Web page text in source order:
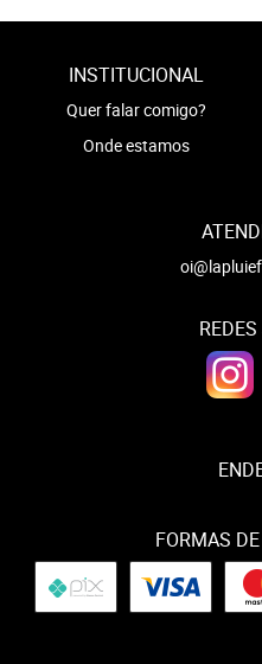
INSTITUCIONAL
Quer falar comigo?
Onde estamos
FORMAS